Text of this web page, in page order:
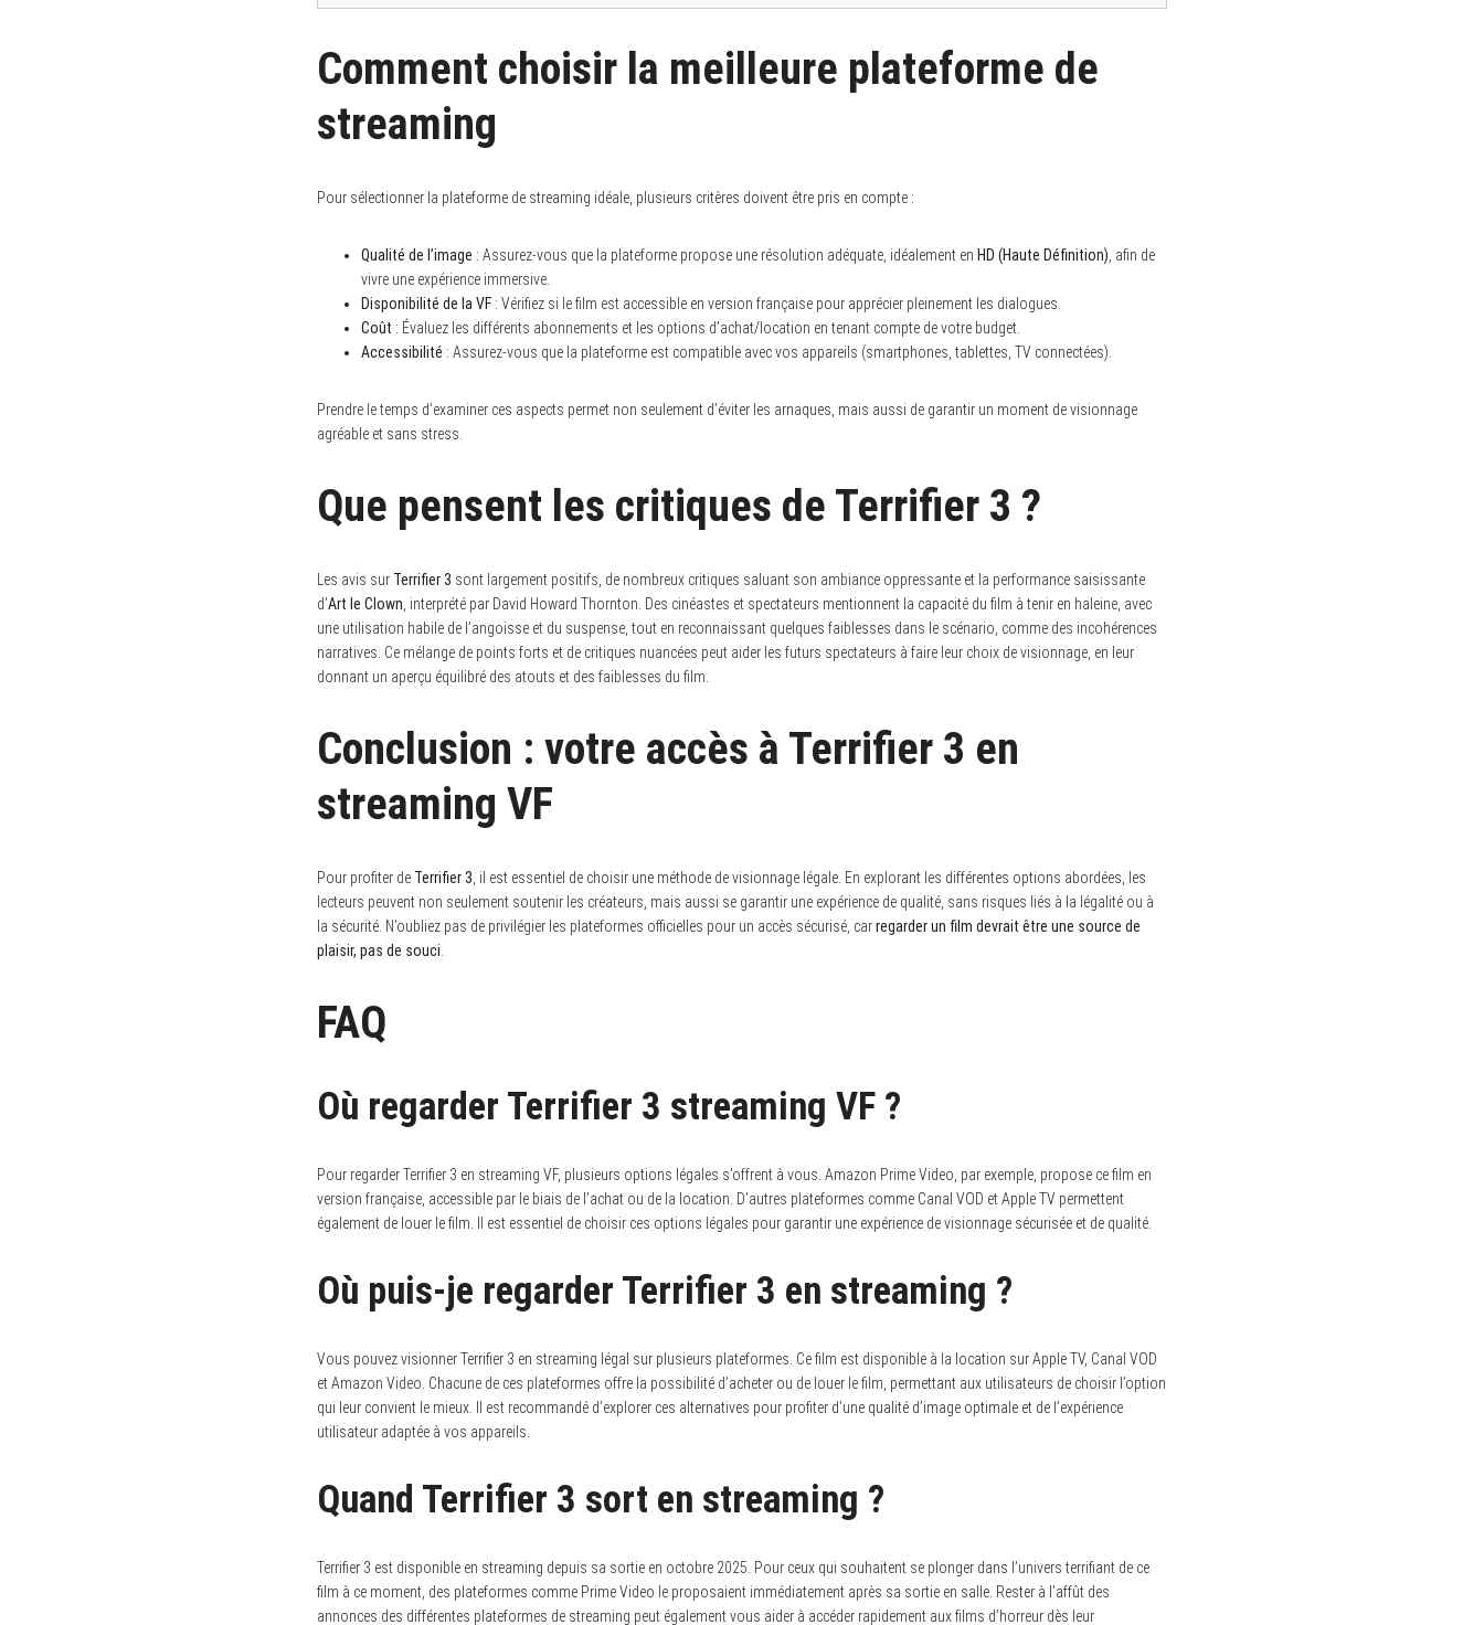
Comment choisir la meilleure plateforme de
streaming
Pour sélectionner la plateforme de streaming idéale, plusieurs critères doivent être pris en compte :
Qualité de l’image : Assurez-vous que la plateforme propose une résolution adéquate, idéalement en HD (Haute Définition) , afin de
vivre une expérience immersive.
Disponibilité de la VF : Vérifiez si le film est accessible en version française pour apprécier pleinement les dialogues.
Coût : Évaluez les différents abonnements et les options d’achat/location en tenant compte de votre budget.
Accessibilité : Assurez-vous que la plateforme est compatible avec vos appareils (smartphones, tablettes, TV connectées).
Prendre le temps d’examiner ces aspects permet non seulement d’éviter les arnaques, mais aussi de garantir un moment de visionnage
agréable et sans stress.
Que pensent les critiques de Terrifier 3 ?
Les avis sur Terrifier 3 sont largement positifs, de nombreux critiques saluant son ambiance oppressante et la performance saisissante
d’Art le Clown , interprété par David Howard Thornton. Des cinéastes et spectateurs mentionnent la capacité du film à tenir en haleine, avec
une utilisation habile de l’angoisse et du suspense, tout en reconnaissant quelques faiblesses dans le scénario, comme des incohérences
narratives. Ce mélange de points forts et de critiques nuancées peut aider les futurs spectateurs à faire leur choix de visionnage, en leur
donnant un aperçu équilibré des atouts et des faiblesses du film.
Conclusion : votre accès à Terrifier 3 en
streaming VF
Pour profiter de Terrifier 3 , il est essentiel de choisir une méthode de visionnage légale. En explorant les différentes options abordées, les
lecteurs peuvent non seulement soutenir les créateurs, mais aussi se garantir une expérience de qualité, sans risques liés à la légalité ou à
la sécurité. N’oubliez pas de privilégier les plateformes officielles pour un accès sécurisé, carregarder un film devrait être une source de
plaisir, pas de souci
FAQ
Où regarder Terrifier 3 streaming VF ?
Pour regarder Terrifier 3 en streaming VF, plusieurs options légales s’offrent à vous. Amazon Prime Video, par exemple, propose ce film en
version française, accessible par le biais de l’achat ou de la location. D’autres plateformes comme Canal VOD et Apple TV permettent
également de louer le film. Il est essentiel de choisir ces options légales pour garantir une expérience de visionnage sécurisée et de qualité.
Où puis-je regarder Terrifier 3 en streaming ?
Vous pouvez visionner Terrifier 3 en streaming légal sur plusieurs plateformes. Ce film est disponible à la location sur Apple TV, Canal VOD
et Amazon Video. Chacune de ces plateformes offre la possibilité d’acheter ou de louer le film, permettant aux utilisateurs de choisir l’option
qui leur convient le mieux. Il est recommandé d’explorer ces alternatives pour profiter d’une qualité d’image optimale et de l’expérience
utilisateur adaptée à vos appareils.
Quand Terrifier 3 sort en streaming ?
Terrifier 3 est disponible en streaming depuis sa sortie en octobre 2025. Pour ceux qui souhaitent se plonger dans l’univers terrifiant de ce
film à ce moment, des plateformes comme Prime Video le proposaient immédiatement après sa sortie en salle. Rester à l’affût des
annonces des différentes plateformes de streaming peut également vous aider à accéder rapidement aux films d’horreur dès leur